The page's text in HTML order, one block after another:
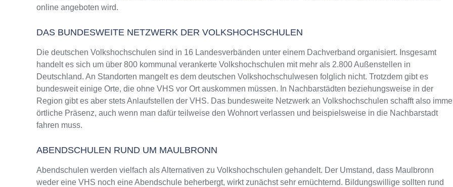
online angeboten wird.
DAS BUNDESWEITE NETZWERK DER VOLKSHOCHSCHULEN
Die deutschen Volkshochschulen sind in 16 Landesverbänden unter einem Dachverband organisiert. Insgesamt
handelt es sich um über 800 kommunal verankerte Volkshochschulen mit mehr als 2.800 Außenstellen in
Deutschland. An Standorten mangelt es dem deutschen Volkshochschulwesen folglich nicht. Trotzdem gibt es
bundesweit einige Orte, die ohne VHS vor Ort auskommen müssen. In Nachbarstädten beziehungsweise in der
Region gibt es aber stets Anlaufstellen der VHS. Das bundesweite Netzwerk an Volkshochschulen schafft also
örtliche Präsenz, auch wenn man dafür teilweise den Wohnort verlassen und beispielsweise in die Nachbarstadt
fahren muss.
ABENDSCHULEN RUND UM MAULBRONN
Abendschulen werden vielfach als Alternativen zu Volkshochschulen gehandelt. Der Umstand, dass Maulbronn
weder eine VHS noch eine Abendschule beherbergt, wirkt zunächst sehr ernüchternd. Bildungswillige sollten rund